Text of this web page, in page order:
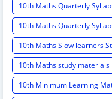
10th Maths Quarterly
10th Maths Quarterly
10th Maths Slow learners
10th Maths study materials
10th Minimum Learning